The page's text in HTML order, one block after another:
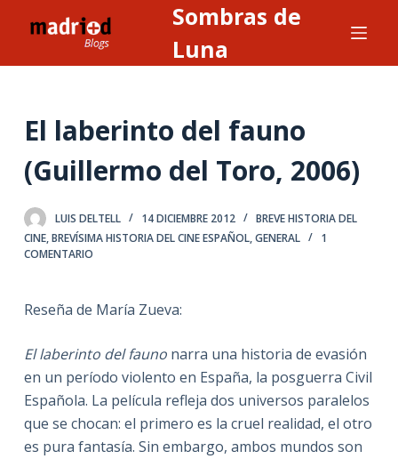
l
o
n
n
o
Sombras de
Luna
El laberinto del fauno
(Guillermo del Toro, 2006)
LUIS DELTELL 14 DICIEMBRE 2012
BREVE HISTORIA DEL
CINE,BREVÍSIMA HISTORIA DEL CINE ESPAÑOL,GENERAL
1
COMENTARIO
Reseña de María Zueva:
El laberinto del faunonarra una historia de evasión
en un período violento en España, la posguerra Civil
Española. La película refleja dos universos paralelos
que se chocan: el primero es la cruel realidad, el otro
es pura fantasía. Sin embargo, ambos mundos son